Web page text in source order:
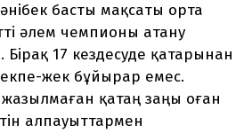
басты мақсаты орта
әлем чемпионы атану
17 кездесуде қатарынан
жек бұйырар емес.
жазылмаған қатаң заңы оған
алпауыттармен